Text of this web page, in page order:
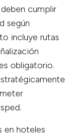
cumplir
según
incluye rutas
obligatorio.
en hoteles